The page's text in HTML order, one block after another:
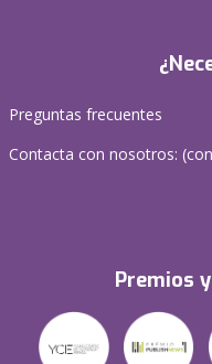
Preguntas frecuentes
Contacta con nosotros: (
Premios